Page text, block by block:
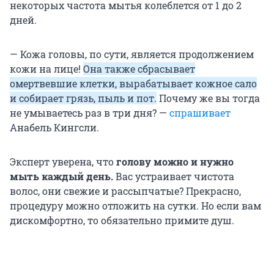
некоторых частота мытья колеблется от 1 до 2
дней.
— Кожа головы, по сути, является продолжением
кожи на лице! Она также сбрасывает
омертвевшие клетки, вырабатывает кожное сало
и собирает грязь, пыль и пот. Почему же вы тогда
не умываетесь раз в три дня? — спрашивает
Анабель Кингсли.
Эксперт уверена, чтоголову можно и нужно
мыть каждый день.Вас устраивает чистота
волос, они свежие и рассыпчатые? Прекрасно,
процедуру можно отложить на сутки. Но если вам
дискомфортно, то обязательно примите душ.